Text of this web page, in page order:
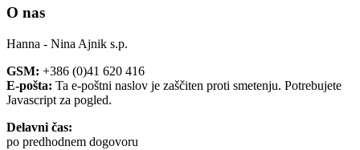
O nas
Hanna - Nina Ajnik s.p.
GSM: +386 (0)41 620 416
E-pošta: Ta e-poštni naslov je zaščiten proti smetenju. Potrebujete
Javascript za pogled.
Delavni čas:
po predhodnem dogovoru